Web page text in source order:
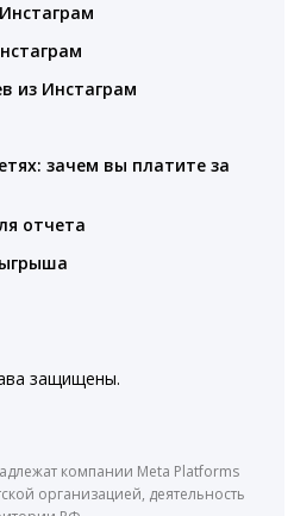
из Инстаграм
зачем вы платите за
отчета
защищены.
компании Meta Platforms
организацией, деятельность